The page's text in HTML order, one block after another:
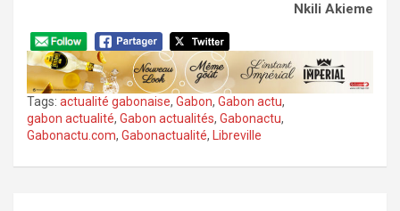
Nkili Akieme
Tags: actualité gabonaise, Gabon, Gabon actu,
gabon actualité, Gabon actualités, Gabonactu,
Gabonactu.com, Gabonactualité, Libreville